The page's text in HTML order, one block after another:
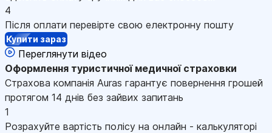
4
Після оплати перевірте свою електронну пошту
Купити зараз
Переглянути відео
Оформлення туристичної медичної страховки
Страхова компанія Auras гарантує повернення грошей
протягом 14 днів без зайвих запитань
1
Розрахуйте вартість полісу на онлайн - калькуляторі